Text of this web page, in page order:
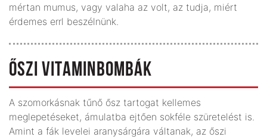
mértan mumus, vagy valaha az volt, az tudja, miért
érdemes errl beszélnünk.
ŐSZI VITAMINBOMBÁK
A szomorkásnak tűnő ősz tartogat kellemes
meglepetéseket, ámulatba ejtően sokféle szüretelést is.
Amint a fák levelei aranysárgára váltanak, az őszi